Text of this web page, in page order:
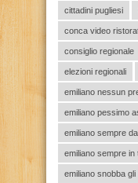
cittadini pugliesi
conca video
consiglio regionale
elezioni regionali
emiliano nessun
emiliano pessimo
emiliano sempre
emiliano sempre in
emiliano snobba